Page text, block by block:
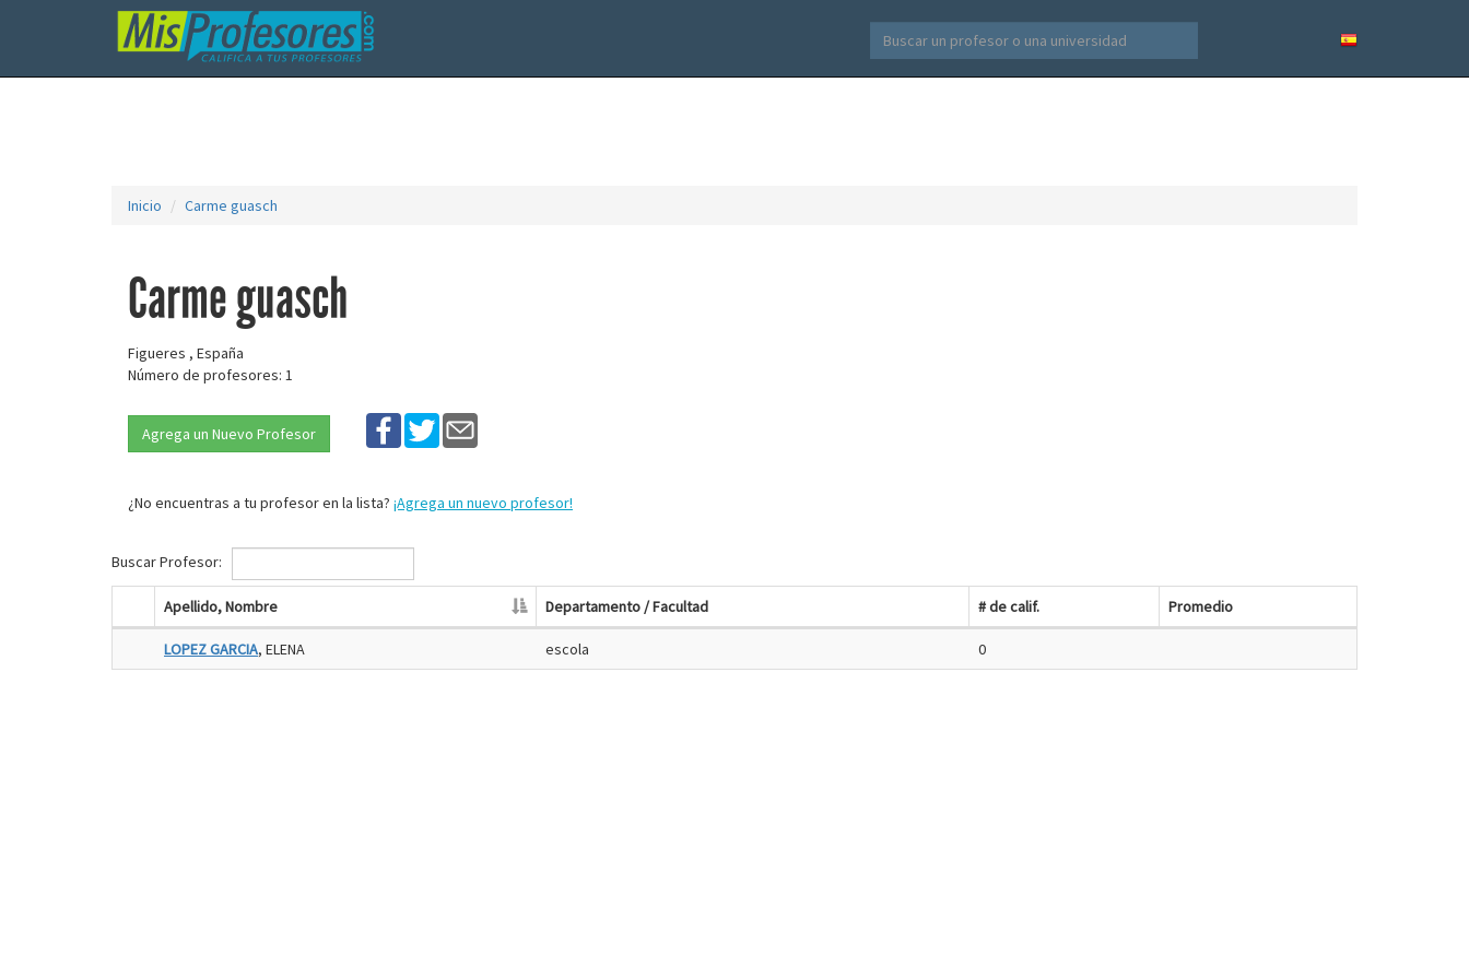
Inicio Carme guasch
Carme guasch
Figueres , España
Número de profesores: 1
Agrega un Nuevo Profesor
¿No encuentras a tu profesor en la lista? ¡Agrega un nuevo profesor!
Buscar Profesor:
Apellido, Nombre Departamento / Facultad # de calif. Promedio
LOPEZ GARCIA, ELENA escola 0